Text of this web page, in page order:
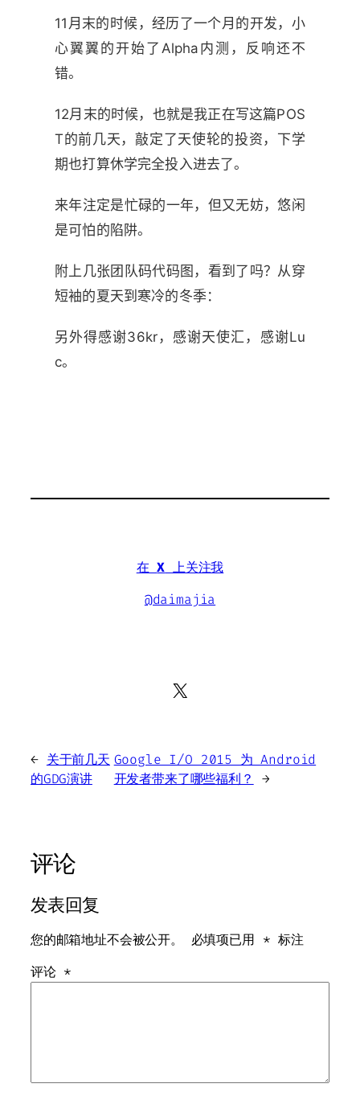
11月末的时候，经历了一个月的开发，小
心翼翼的开始了Alpha内测，反响还不
错。
12月末的时候，也就是我正在写这篇POS
T的前几天，敲定了天使轮的投资，下学
期也打算休学完全投入进去了。
来年注定是忙碌的一年，但又无妨，悠闲
是可怕的陷阱。
附上几张团队码代码图，看到了吗？从穿
短袖的夏天到寒冷的冬季：
另外得感谢36kr，感谢天使汇，感谢Lu
c。
在X 上关注我
@daimajia
X
← 关于前几天
的GDG演讲
Google I/O 2015 为 Android
开发者带来了哪些福利？
→
评论
发表回复
您的邮箱地址不会被公开。 必填项已用 * 标注
评论 *